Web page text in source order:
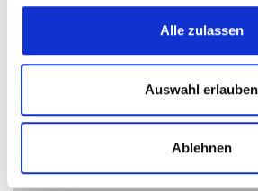
Alle zulassen
Auswahl erlauben
Ablehnen
Nachrichten